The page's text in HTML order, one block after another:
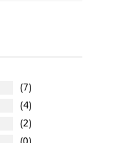
lhe um
(7)
(4)
(2)